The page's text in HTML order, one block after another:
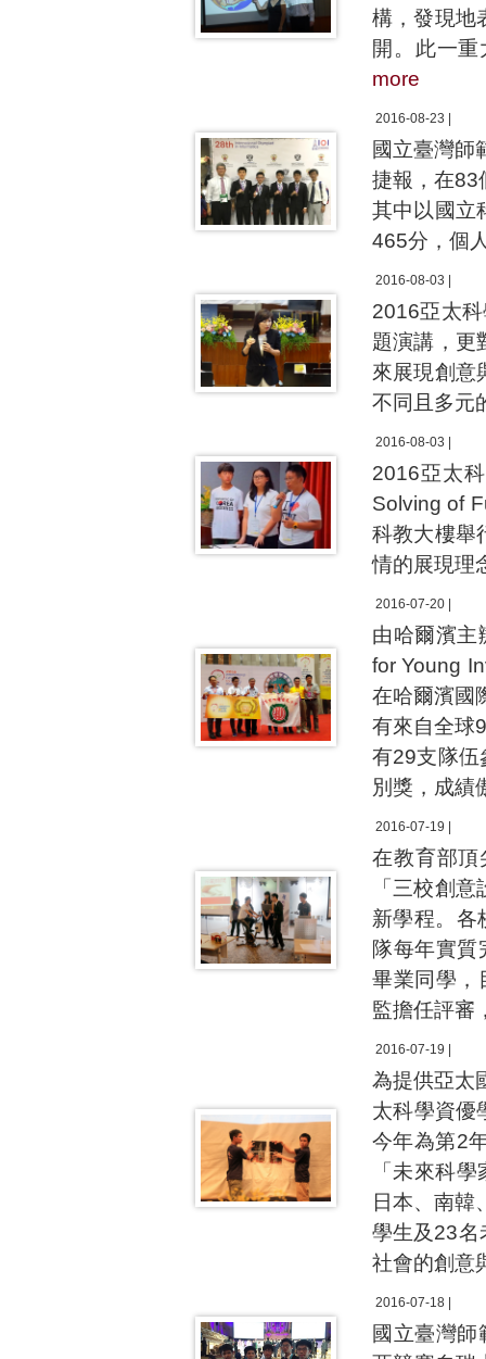
構，發現地
開。此一
more
2016-08-23 |
國立臺灣師
捷報，在83
其中以國立
465分，個
2016-08-03 |
2016亞太
題演講，更
來展現創意
不同且多元
2016-08-03 |
2016亞太
Solving of
科教大樓舉
情的展現理
2016-07-20 |
由哈爾濱主
for Young
在哈爾濱國
有來自全球
有29支隊伍
別獎，成績
2016-07-19 |
在教育部頂
「三校創
新學程。各
隊每年實
畢業同學，
監擔任評審
2016-07-19 |
為提供亞太
太科學資優
今年為第2
「未來科
日本、南韓
學生及23名
社會的創意
2016-07-18 |
國立臺灣